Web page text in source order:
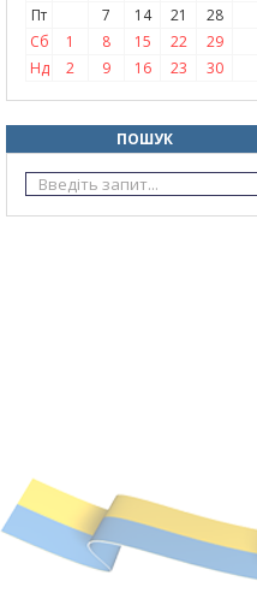
Пт
7 14 21
28
Сб
1 8 15 22
29
Нд
2 9 16 23 30
ПОШУК